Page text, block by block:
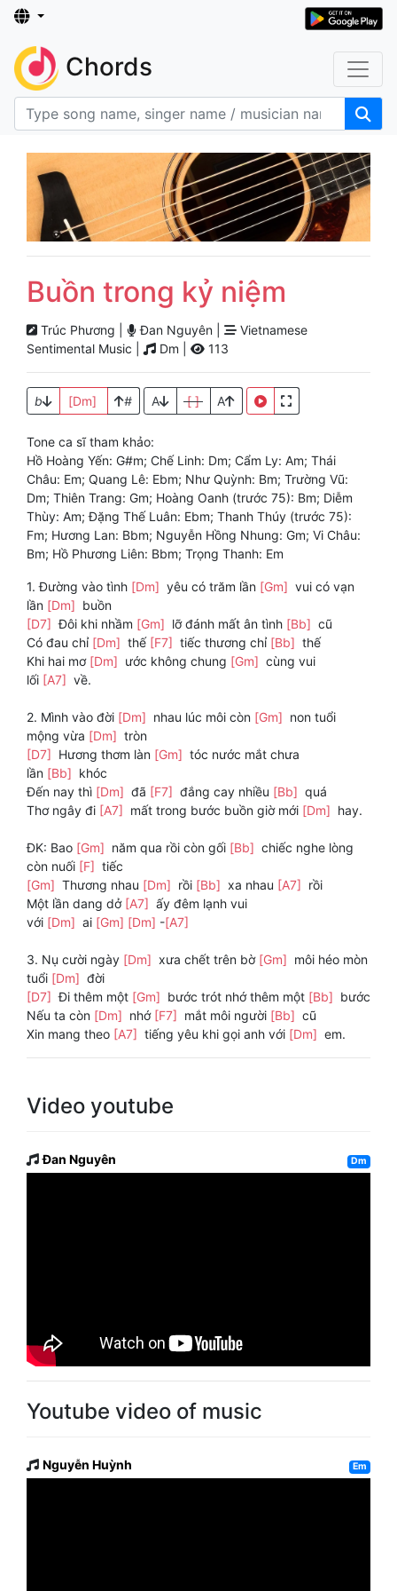
Chords
Buồn trong kỷ niệm
Trúc Phương | Đan Nguyên |
Vietnamese
Sentimental Music |
Dm | 113
b [Dm] # A [ ] A
Tone ca sĩ tham khảo:
Hồ Hoàng Yến: G#m; Chế Linh: Dm; Cẩm Ly: Am; Thái
Châu: Em; Quang Lê: Ebm; Như Quỳnh: Bm; Trường Vũ:
Dm; Thiên Trang: Gm; Hoàng Oanh (trước 75): Bm; Diễm
Thùy: Am; Đặng Thế Luân: Ebm; Thanh Thúy (trước 75):
Fm; Hương Lan: Bbm; Nguyễn Hồng Nhung: Gm; Vi Châu:
Bm; Hồ Phương Liên: Bbm; Trọng Thanh: Em
1. Đường vào tình [Dm] yêu có trăm lần [Gm] vui có vạn
lần [Dm] buồn
[D7] Đôi khi nhầm [Gm] lỡ đánh mất ân tình [Bb] cũ
Có đau chỉ [Dm] thế [F7] tiếc thương chỉ [Bb] thế
Khi hai mơ [Dm] ước không chung [Gm] cùng vui
lối [A7] về.
2. Mình vào đời [Dm] nhau lúc môi còn [Gm] non tuổi
mộng vừa [Dm] tròn
[D7] Hương thơm làn [Gm] tóc nước mắt chưa
lần [Bb] khóc
Đến nay thì [Dm] đã [F7] đắng cay nhiều [Bb] quá
Thơ ngây đi [A7] mất trong bước buồn giờ mới [Dm] hay.
ĐK: Bao [Gm] năm qua rồi còn gối [Bb] chiếc nghe lòng
còn nuối [F] tiếc
[Gm] Thương nhau [Dm] rồi [Bb] xa nhau [A7] rồi
Một lần dang dở [A7] ấy đêm lạnh vui
với [Dm] ai [Gm] [Dm] -[A7]
3. Nụ cười ngày [Dm] xưa chết trên bờ [Gm] môi héo mòn
tuổi [Dm] đời
[D7] Đi thêm một [Gm] bước trót nhớ thêm một [Bb] bước
Nếu ta còn [Dm] nhớ [F7] mắt môi người [Bb] cũ
Xin mang theo [A7] tiếng yêu khi gọi anh với [Dm] em.
Video youtube
Đan Nguyên Dm
Youtube video of music
Nguyễn Huỳnh Em